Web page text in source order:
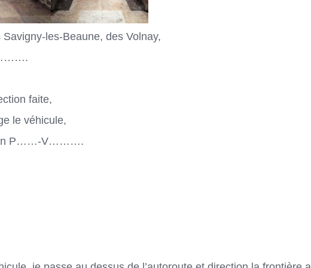
les-Beaune, des Volnay,
faite,
le véhicule,
P……-V……….